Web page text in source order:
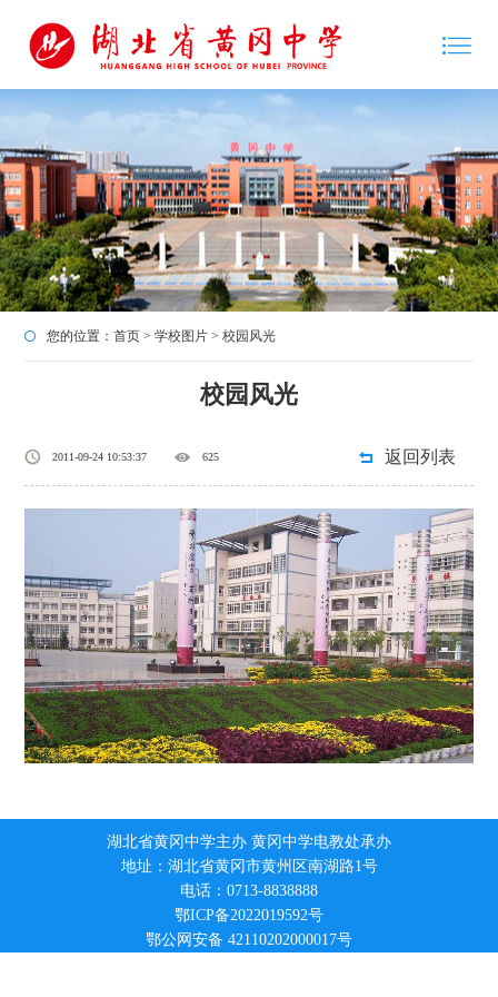
您的位置：首页 >学校图片 >校园风光
校园风光
2011-09-24 10:53:37 625 返回列表
湖北省黄冈中学主办 黄冈中学电教处承办
地址：湖北省黄冈市黄州区南湖路1号
电话：0713-8838888
鄂ICP备2022019592号
鄂公网安备 42110202000017号